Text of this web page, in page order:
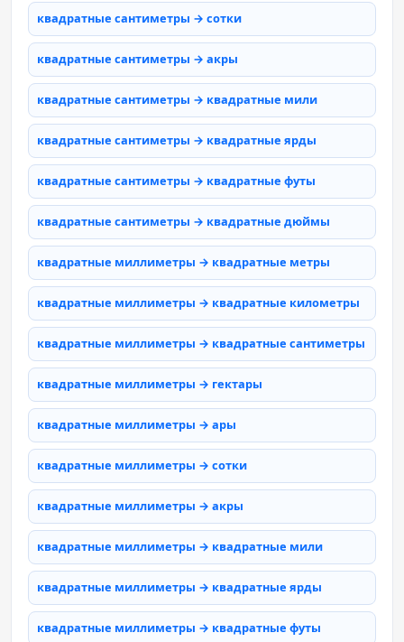
квадратные сантиметры → сотки
квадратные сантиметры → акры
квадратные сантиметры → квадратные мили
квадратные сантиметры → квадратные ярды
квадратные сантиметры → квадратные футы
квадратные сантиметры → квадратные дюймы
квадратные миллиметры → квадратные метры
квадратные миллиметры → квадратные километры
квадратные миллиметры → квадратные сантиметры
квадратные миллиметры → гектары
квадратные миллиметры → ары
квадратные миллиметры → сотки
квадратные миллиметры → акры
квадратные миллиметры → квадратные мили
квадратные миллиметры → квадратные ярды
квадратные миллиметры → квадратные футы